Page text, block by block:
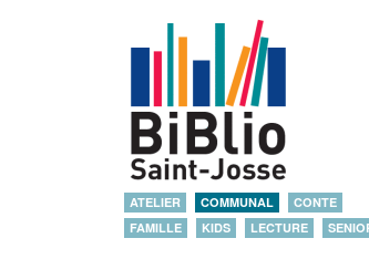
ATELIER COMMUNAL
CONTE
FAMILLE
KIDS LECTURE